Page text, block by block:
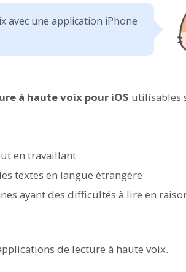
avec une application iPhone
à haute voix pour iOS utilisables
en travaillant
textes en langue étrangère
ayant des difficultés à lire en
de lecture à haute voix.